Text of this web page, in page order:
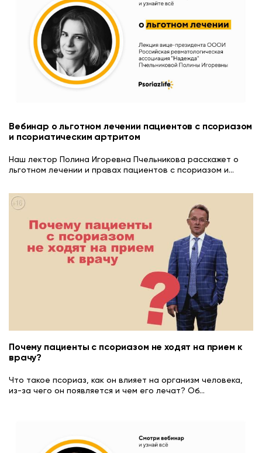
Вебинар о льготном лечении пациентов с псориазом
и псориатическим артритом
Наш лектор Полина Игоревна Пчельникова расскажет о
льготном лечении и правах пациентов с псориазом и...
Почему пациенты с псориазом не ходят на прием к
врачу?
Что такое псориаз, как он влияет на организм человека,
из-за чего он появляется и чем его лечат? Об...